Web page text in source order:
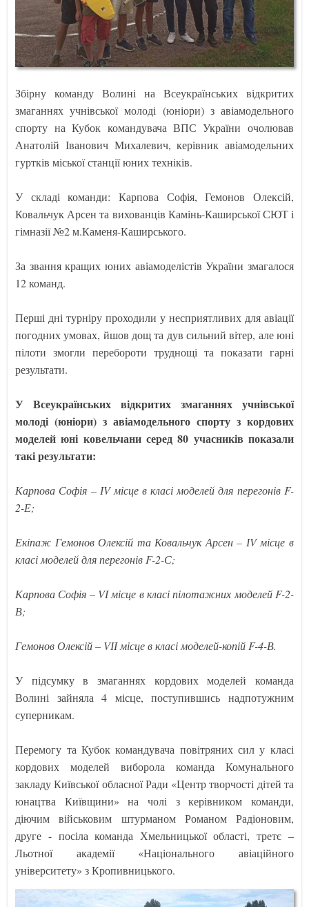
Збірну команду Волині на Всеукраїнських відкритих
змаганнях учнівської молоді (юніори) з авіамодельного
спорту на Кубок командувача ВПС України очолював
Анатолій Іванович Михалевич, керівник авіамодельних
гуртків міської станції юних техніків.
У складі команди: Карпова Софія, Гемонов Олексій,
Ковальчук Арсен та вихованців Камінь-Каширської СЮТ і
гімназії №2 м.Каменя-Каширського.
За звання кращих юних авіамоделістів України змагалося
12 команд.
Перші дні турніру проходили у несприятливих для авіації
погодних умовах, йшов дощ та дув сильний вітер, але юні
пілоти змогли перебороти труднощі та показати гарні
результати.
У Всеукраїнських відкритих змаганнях учнівської
молоді (юніори) з авіамодельного спорту з кордових
моделей юні ковельчани серед 80 учасників показали
такі результати:
Карпова Софія – ІV місце в класі моделей для перегонів F-
2-Е;
Екіпаж Гемонов Олексій та Ковальчук Арсен – ІV місце в
класі моделей для перегонів F-2-С;
Карпова Софія – VІ місце в класі пілотажних моделей F-2-
В;
Гемонов Олексій – VІІ місце в класі моделей-копій F-4-В.
У підсумку в змаганнях кордових моделей команда
Волині зайняла 4 місце, поступившись надпотужним
суперникам.
Перемогу та Кубок командувача повітряних сил у класі
кордових моделей виборола команда Комунального
закладу Київської обласної Ради «Центр творчості дітей та
юнацтва Київщини» на чолі з керівником команди,
діючим військовим штурманом Романом Радіоновим,
друге - посіла команда Хмельницької області, третє –
Льотної академії «Національного авіаційного
університету» з Кропивницького.